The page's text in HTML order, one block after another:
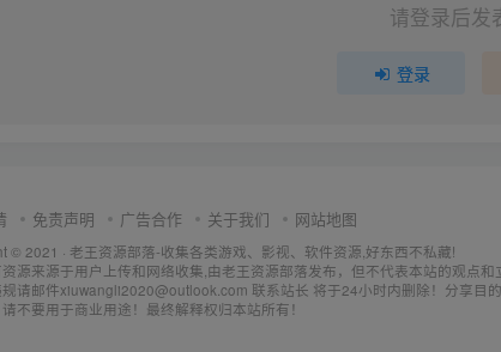
请登录后发
登录
免责声明 广告合作 关于我们 网站地图
© 2021 · 老王资源部落-收集各类游戏、影视、软件资源,好东西不私藏!
源来源于用户上传和网络收集,由老王资源部落发布，但不代表本站的观点和
请邮件xiuwangli2020@outlook.com 联系站长 将于24小时内删除！分享目
不要用于商业用途！最终解释权归本站所有！